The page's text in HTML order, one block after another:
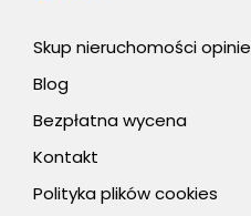
Skup nieruchomości opinie
Blog
Bezpłatna wycena
Kontakt
Polityka plików cookies